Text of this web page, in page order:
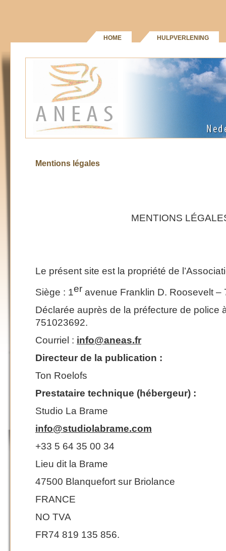
HOME HULPVERLENING
Mentions légales
MENTIONS
Le présent site est la propriété de
Siège : 1er avenue Franklin D. Roosevelt –
Déclarée auprès de la préfecture de police
751023692.
Courriel : info@aneas.fr
Directeur de la publication :
Ton Roelofs
Prestataire technique (hébergeur) :
Studio La Brame
info@studiolabrame.com
+33 5 64 35 00 34
Lieu dit la Brame
47500 Blanquefort sur Briolance
FRANCE
NO TVA
FR74 819 135 856.